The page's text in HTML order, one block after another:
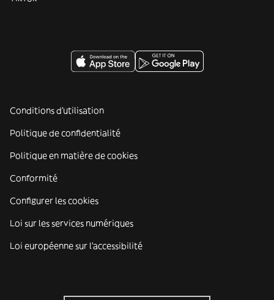
Conditions d'utilisation
Politique de confidentialité
Politique en matière de cookies
Conformité
Configurer les cookies
Loi sur les services numériques
Loi européenne sur l’accessibilité